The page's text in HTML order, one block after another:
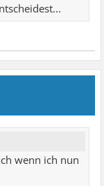
wenn ich nun